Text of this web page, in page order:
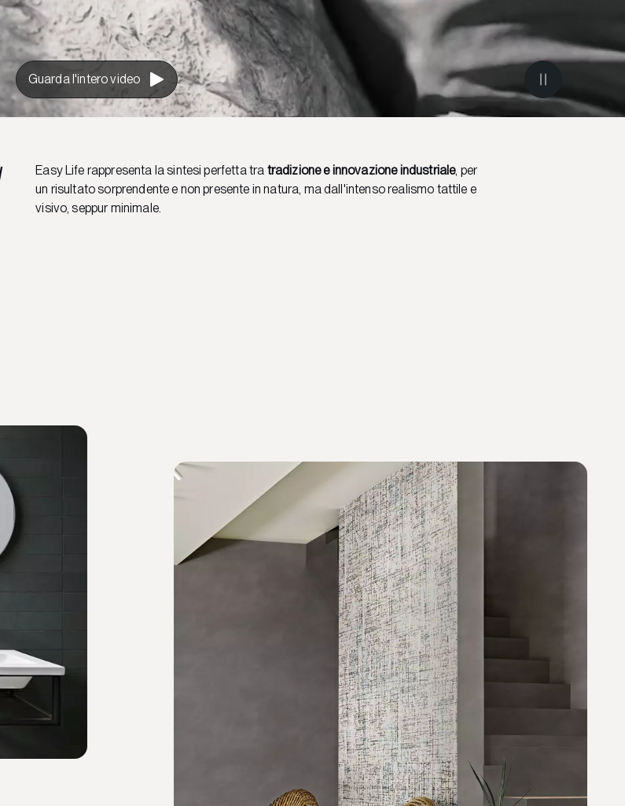
Guarda l'intero video
Easy Life rappresenta la sintesi perfetta tra tradizione e innovazione industriale, per
un risultato sorprendente e non presente in natura, ma dall'intenso realismo tattile e
visivo, seppur minimale.